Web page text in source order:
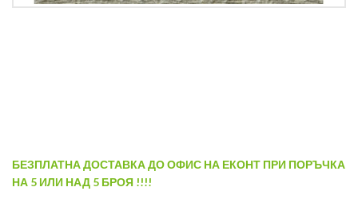
БЕЗПЛАТНА ДОСТАВКА ДО ОФИС НА ЕКОНТ ПРИ ПОРЪЧКА
НА 5 ИЛИ НАД 5 БРОЯ !!!!